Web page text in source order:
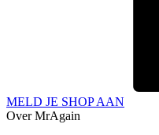
MELD JE SHOP AAN
Over MrAgain